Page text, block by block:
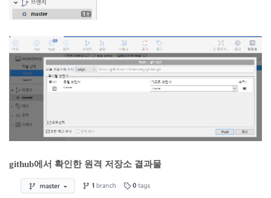
github에서 확인한 원격 저장소 결과물